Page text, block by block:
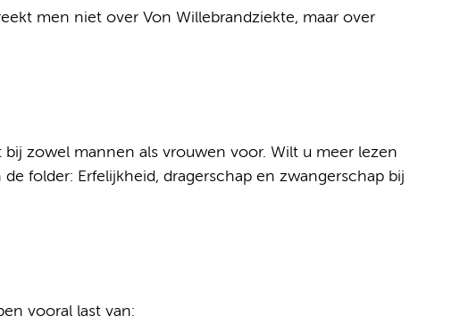
men niet over Von Willebrandziekte, maar over
zowel mannen als vrouwen voor. Wilt u meer lezen
folder: Erfelijkheid, dragerschap en zwangerschap bij
vooral last van: